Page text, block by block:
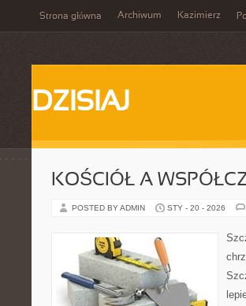
Strona główna Archiwum Kazimierz
DZISIAJ
KOŚCIÓŁ A
POSTED BY ADMIN STY - 20 - 2026